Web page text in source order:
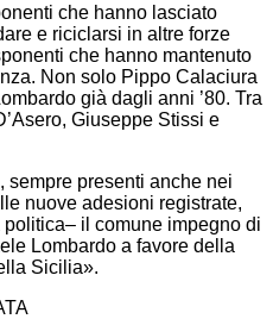
che hanno lasciato
e riciclarsi in altre forze
che hanno mantenuto
Non solo Pippo Calaciura
già dagli anni ’80. Tra
Giuseppe Stissi e
presenti anche nei
nuove adesioni registrate,
il comune impegno di
Lombardo a favore della
Sicilia».